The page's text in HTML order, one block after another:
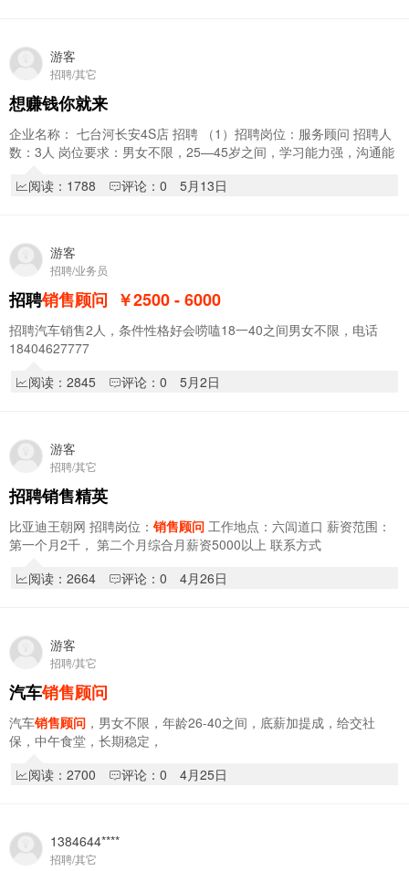
游客
招聘/其它
想赚钱你就来
企业名称： 七台河长安4S店 招聘 （1）招聘岗位：服务顾问 招聘人
数：3人 岗位要求：男女不限，25—45岁之间，学习能力强，沟通能
阅读：1788
评论：0 5月13日
游客
招聘/业务员
招聘销售顾问 ￥2500 - 6000
招聘汽车销售2人，条件性格好会唠嗑18一40之间男女不限，电话
18404627777
阅读：2845
评论：0 5月2日
游客
招聘/其它
招聘销售精英
比亚迪王朝网 招聘岗位： 销售顾问 工作地点：六闾道口 薪资范围：
第一个月2千， 第二个月综合月薪资5000以上 联系方式
阅读：2664
评论：0 4月26日
游客
招聘/其它
汽车销售顾问
汽车销售顾问 ，男女不限，年龄26-40之间，底薪加提成，给交社
保，中午食堂，长期稳定，
阅读：2700
评论：0 4月25日
1384644****
招聘/其它